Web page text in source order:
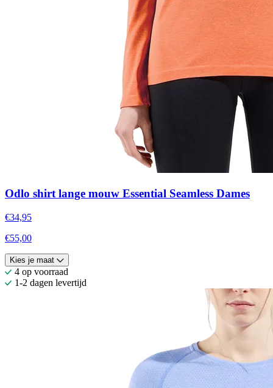
Odlo shirt lange mouw Essential Seamless Dames
€34,95
€55,00
Kies je maat
4 op voorraad
1-2 dagen levertijd